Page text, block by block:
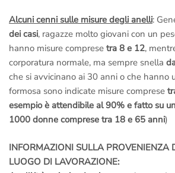
Alcuni cenni sulle misure degli anelli:
dei casi, ragazze molto giovani con un
hanno misure comprese tra 8 e 12,
corporatura normale, ma sempre snella
che si avvicinano ai 30 anni o che hanno
formosa sono indicate misure comprese
esempio è attendibile al 90% e fatto su
1000 donne comprese tra 18 e 65 anni)
INFORMAZIONI SULLA PROVENIENZA
LUOGO DI LAVORAZIONE: